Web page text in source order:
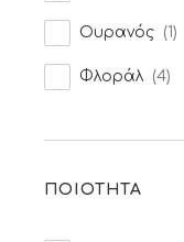
Ουρανός (1)
Φλοράλ (4)
ΠΟΙΟΤΗΤΑ